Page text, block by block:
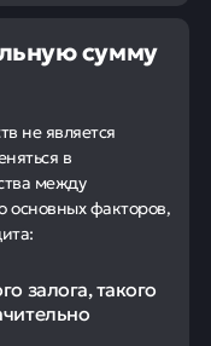
сумму
не является
в
между
основных факторов,
залога, такого